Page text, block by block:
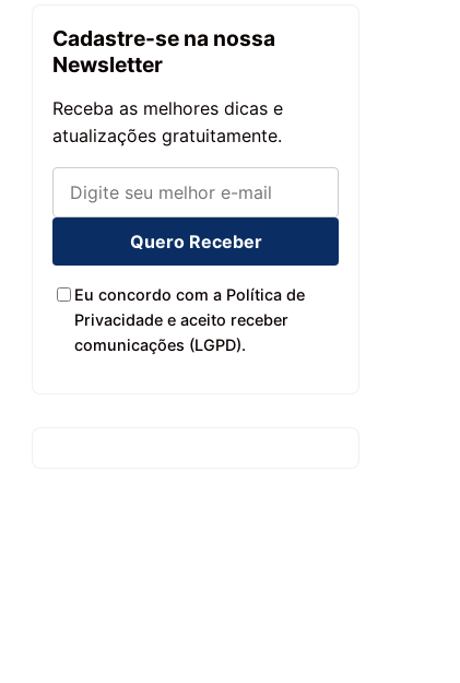
Cadastre-se na nossa
Newsletter
Receba as melhores dicas e
atualizações gratuitamente.
Quero Receber
Eu concordo com a Política de
Privacidade e aceito receber
comunicações (LGPD).